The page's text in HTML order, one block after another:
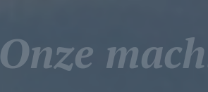
Onze